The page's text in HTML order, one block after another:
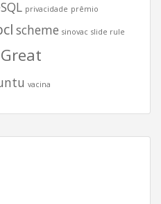
privacidade prêmio
scheme sinovac slide rule
vacina